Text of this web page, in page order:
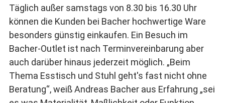
Täglich außer samstags von 8.30 bis 16.30 Uhr
können die Kunden bei Bacher hochwertige Ware
besonders günstig einkaufen. Ein Besuch im
Bacher-Outlet ist nach Terminvereinbarung aber
auch darüber hinaus jederzeit möglich. „Beim
Thema Esstisch und Stuhl geht's fast nicht ohne
Beratung“, weiß Andreas Bacher aus Erfahrung „sei